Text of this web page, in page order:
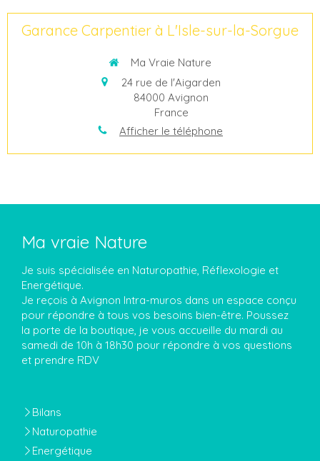
Garance Carpentier à L'Isle-sur-la-Sorgue
Ma Vraie Nature
24 rue de l'Aigarden
84000 Avignon
France
Afficher le téléphone
Ma vraie Nature
Je suis spécialisée en Naturopathie, Réflexologie et
Energétique.
Je reçois à Avignon Intra-muros dans un espace conçu
pour répondre à tous vos besoins bien-être. Poussez
la porte de la boutique, je vous accueille du mardi au
samedi de 10h à 18h30 pour répondre à vos questions
et prendre RDV
Bilans
Naturopathie
Energétique